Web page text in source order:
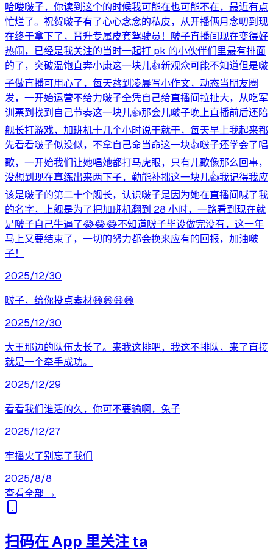
哈喽啵子，你读到这个的时候我可能在也可能不在，最近有点
忙烂了。祝贺啵子有了心心念念的私皮，从开播俩月念叨到现
在终于拿下了，晋升专属皮套驾驶员！啵子直播间现在变得好
热闹，已经是我关注的当时一起打 pk 的小伙伴们里最有排面
的了，突破温饱直奔小康这一块儿👍新观众可能不知道但是啵
子做直播可用心了，每天熬到凌晨写小作文，动态当朋友圈
发，一开始运营不给力啵子全凭自己给直播间拉扯大，从吃军
训票到找到自己节奏这一块儿👍那会儿啵子晚上直播前后还陪
舰长打游戏，加班机十几个小时说干就干，每天早上我起来都
先看看啵子似没似，不拿自己命当命这一块👍啵子还学会了唱
歌，一开始我们让她唱她都打马虎眼，只有儿歌像那么回事，
没想到现在真练出来两下子，勤能补拙这一块儿👍我记得我应
该是啵子的第二十个舰长，认识啵子是因为她在直播间喊了我
的名字，上舰是为了把加班机翻到 28 小时，一路看到现在就
是啵子自己牛逼了😂😂😂不知道啵子毕设做完没有，这一年
马上又要结束了，一切的努力都会换来应有的回报，加油啵
子！
2025/12/30
啵子，给你投点素材😄😄😄😄
2025/12/30
大王那边的队伍太长了。来我这排吧，我这不排队，来了直接
就是一个牵手成功。
2025/12/29
看看我们谁活的久，你可不要输啊，兔子
2025/12/27
牢播火了别忘了我们
2025/8/8
查看全部 →
扫码在 App 里关注 ta